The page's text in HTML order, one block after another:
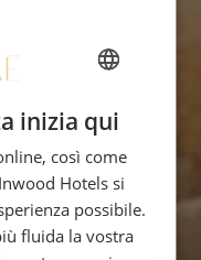
FRENCH
ENGLISH
ITALIAN
GERMAN
inizia qui
così come
Hotels si
possibile.
fluida la vostra